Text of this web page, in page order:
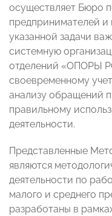
осуществляет Бюро
предпринимателей и
указанной задачи
системную
отделений «ОПОРЫ
своевременному
анализу обращений
правильному
деятельности.
Представленные
являются
деятельности по
малого и среднего
разработаны в